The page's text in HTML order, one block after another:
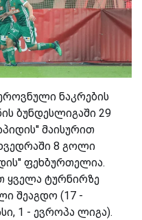
ნაკრების
ბუნდესლიგაში 29
მაისურით
8 გოლი
ფეხბურთელია.
ყველა ტურნირზე
შეაგდო (17 -
1 - ევროპა ლიგა).